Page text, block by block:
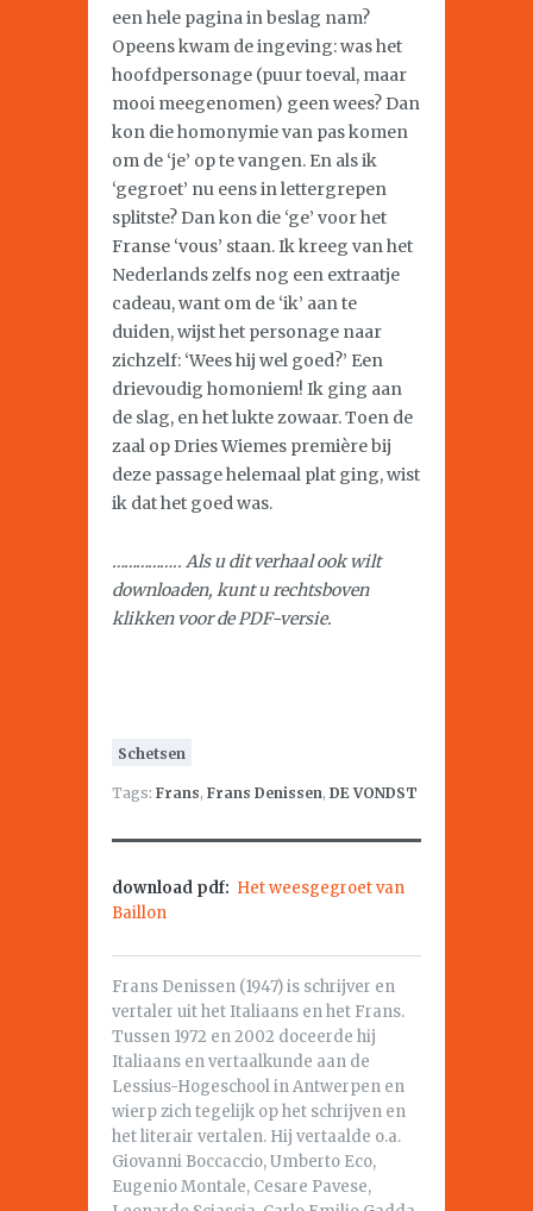
een hele pagina in beslag nam?
Opeens kwam de ingeving: was het
hoofdpersonage (puur toeval, maar
mooi meegenomen) geen wees? Dan
kon die homonymie van pas komen
om de ‘je’ op te vangen. En als ik
‘gegroet’ nu eens in lettergrepen
splitste? Dan kon die ‘ge’ voor het
Franse ‘vous’ staan. Ik kreeg van het
Nederlands zelfs nog een extraatje
cadeau, want om de ‘ik’ aan te
duiden, wijst het personage naar
zichzelf: ‘Wees hij wel goed?’ Een
drievoudig homoniem! Ik ging aan
de slag, en het lukte zowaar. Toen de
zaal op Dries Wiemes première bij
deze passage helemaal plat ging, wist
ik dat het goed was.
…………….. Als u dit verhaal ook wilt
downloaden, kunt u rechtsboven
klikken voor de PDF-versie.
Schetsen
Tags: Frans, Frans Denissen, DE VONDST
download pdf: Het weesgegroet van
Baillon
Frans Denissen (1947) is schrijver en
vertaler uit het Italiaans en het Frans.
Tussen 1972 en 2002 doceerde hij
Italiaans en vertaalkunde aan de
Lessius-Hogeschool in Antwerpen en
wierp zich tegelijk op het schrijven en
het literair vertalen. Hij vertaalde o.a.
Giovanni Boccaccio, Umberto Eco,
Eugenio Montale, Cesare Pavese,